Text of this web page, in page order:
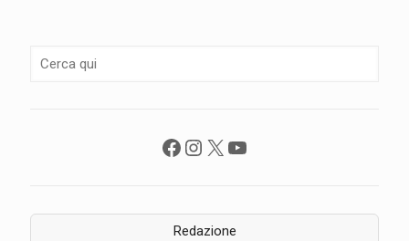
Facebook
Instagram
X YouTube
Redazione